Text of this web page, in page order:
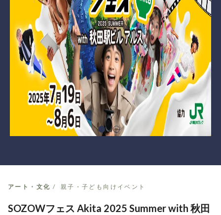
アート・文化 親子・子ども向けイベント
SOZOWフェス Akita 2025 Summer with 秋田